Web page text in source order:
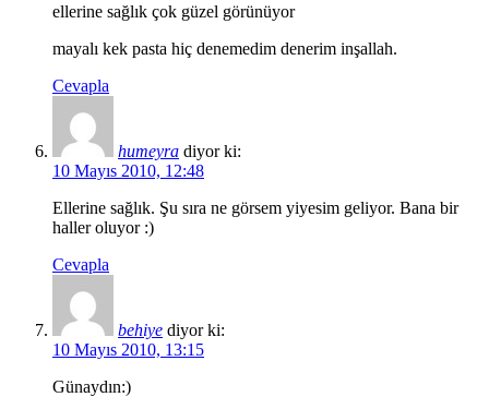
ellerine sağlık çok güzel görünüyor
mayalı kek pasta hiç denemedim denerim inşallah.
Cevapla
humeyra diyor ki:
10 Mayıs 2010, 12:48
Ellerine sağlık. Şu sıra ne görsem yiyesim geliyor. Bana bir
haller oluyor :)
Cevapla
behiye diyor ki:
10 Mayıs 2010, 13:15
Günaydın:)